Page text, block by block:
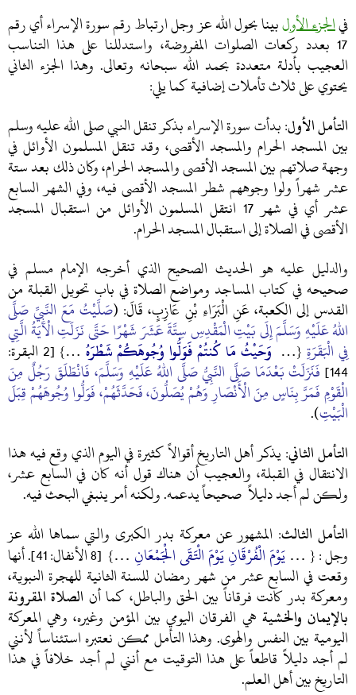
فيالجزء الأولبينا بحول الله عز وجل ارتباط رقم سورة الإسراء أي رقم
17 بعدد ركعات الصلوات المفروضة، واستدللنا على هذا التناسب
العجيب بأدلة متعددة بحمد الله سبحانه وتعالى. وهذا الجزء الثاني
يحتوي على ثلاث تأملات إضافية كما يلي:
التأمل الأول:بدأت سورة الإسراء بذكر تنقل النبي صلى الله عليه وسلم
بين المسجد الحرام والمسجد الأقصى، وقد تنقل المسلمون الأوائل في
وجهة صلاتهم بين المسجد الأقصى والمسجد الحرام، وكان ذلك بعد ستة
عشر شهراً ولوا وجوههم شطر المسجد الأقصى فيه، وفي الشهر السابع
عشر أي في شهر 17 انتقل المسلمون الأوائل من استقبال المسجد
الأقصى في الصلاة إلى استقبال المسجد الحرام.
والدليل عليه هو الحديث الصحيح الذي أخرجه الإمام مسلم في
صحيحه في كتاب المساجد ومواضع الصلاة في باب تحويل القبلة من
القدس إلى الكعبة، عَنِ الْبَرَاءِ بْنِ عَازِبٍ، قَالَ: (صَلَّيْتُ مَعَ النَّبِيِّ صَلَّى
اللهُ عَلَيْهِ وَسَلَّمَ إِلَى بَيْتِ الْمَقْدِسِ سِتَّةَ عَشَرَ شَهْرًاحَتَّى نَزَلَتِ الْآيَةُ الَّتِي
فِي الْبَقَرَةِ {… وَحَيْثُ مَا كُنتُمْ فَوَلُّوا وُجُوهَكُمْ شَطْرَهُ …} [2 البقرة:
144] فَنَزَلَتْ بَعْدَمَا صَلَّى النَّبِيُّ صَلَّى اللهُ عَلَيْهِ وَسَلَّمَ، فَانْطَلَقَ رَجُلٌ مِنَ
الْقَوْمِ فَمَرَّ بِنَاسٍ مِنَ الْأَنْصَارِ وَهُمْ يُصَلُّونَ، فَحَدَّثَهُمْ، فَوَلُّوا وُجُوهَهُمْ قِبَلَ
الْبَيْتِ).
التأمل الثاني: يذكر أهل التاريخ أقوالاً كثيرة في اليوم الذي وقع فيه هذا
الانتقال في القبلة، والعجيب أن هناك قول أنه كان في السابع عشر،
ولكن لم أجد دليلاً صحيحاً يدعمه. ولكنه أمر ينبغي البحث فيه.
التأمل الثالث: المشهور عن معركة بدر الكبرى والتي سماها الله عز
وجل : { …يَوْمَ الْفُرْقَانِ يَوْمَ الْتَقَى الْجَمْعَانِ … } [8 الأنفال: 41]. أنها
وقعت في السابع عشر من شهر رمضان للسنة الثانية للهجرة النبوية،
ومعركة بدر كانت فرقاناً بين الحق والباطل، كما أن الصلاة المقرونة
بالإيمان والخشية هي الفرقان اليومي بين المؤمن وغيره، وهي المعركة
اليومية بين النفس والهوى. وهذا التأمل ممكن نعتبره استئناساً لأنني
لم أجد دليلاً قاطعاً على هذا التوقيت مع أنني لم أجد خلافاً في هذا
التاريخ بين أهل العلم.